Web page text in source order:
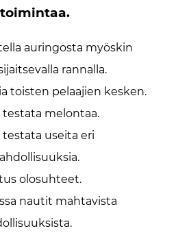
auringosta myöskin
rannalla.
toisten pelaajien kesken.
testata melontaa.
useita eri
olosuhteet.
nautit mahtavista